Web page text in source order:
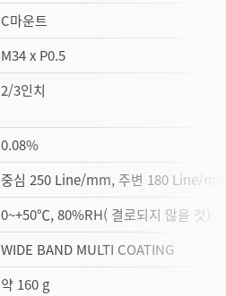
C마운트
M34 x P0.5
2/3인치
0.08%
중심 250 Line/mm, 주변 180 Line/
0~+50℃, 80%RH( 결로되지 않을 것)
WIDE BAND MULTI COATING
약 160 g